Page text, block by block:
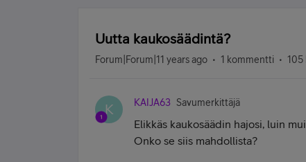
Uutta kaukosäädintä?
Forum|Forum|11 years ago 1 kommentti 105
K KAIJA63 Savumerkittäjä
Elikkäs kaukosäädin hajosi, luin
Onko se siis mahdollista?